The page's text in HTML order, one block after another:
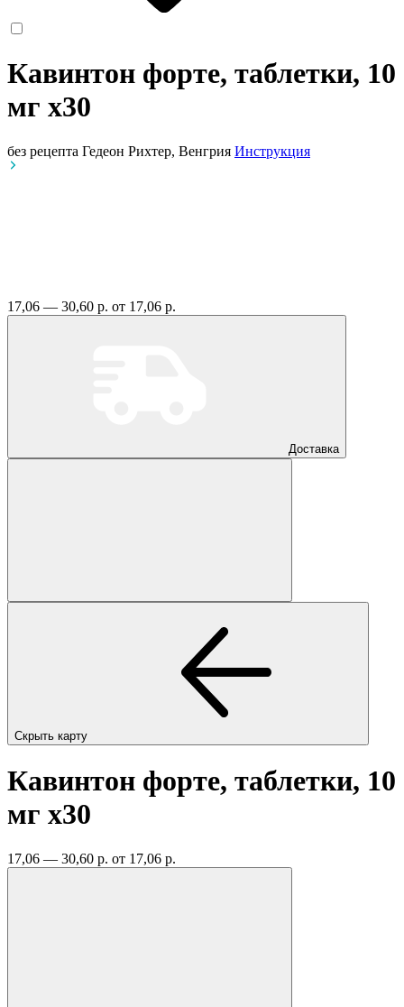
Кавинтон форте, таблетки, 10
мг x30
без рецепта Гедеон Рихтер, Венгрия Инструкция
17,06 — 30,60 р. от 17,06 р.
Доставка
Скрыть карту
Кавинтон форте, таблетки, 10
мг x30
17,06 — 30,60 р. от 17,06 р.